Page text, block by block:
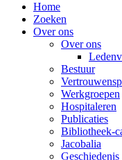
Home
Zoeken
Over ons
Over ons
Bestuur
Werkgroepen
Hospitaleren
Publicaties
Bibliotheek-
Jacobalia
Geschiedenis